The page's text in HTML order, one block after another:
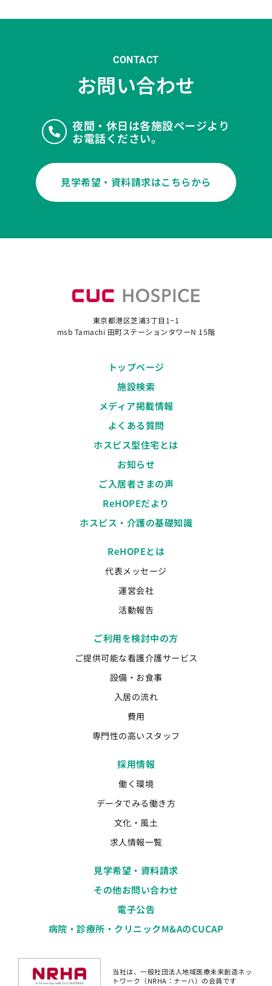
CONTACT
お問い合わせ
夜間・休日は各施設ページより
お電話ください。
見学希望・資料請求はこちらから
東京都港区芝浦3丁目1−1
msb Tamachi 田町ステーションタワーN 15階
トップページ
施設検索
メディア掲載情報
よくある質問
ホスピス型住宅とは
お知らせ
ご入居者さまの声
ReHOPEだより
ホスピス・介護の基礎知識
ReHOPEとは
代表メッセージ
運営会社
活動報告
ご利用を検討中の方
ご提供可能な看護介護サービス
設備・お食事
入居の流れ
費用
専門性の高いスタッフ
採用情報
働く環境
データでみる働き方
文化・風土
求人情報一覧
見学希望・資料請求
その他お問い合わせ
電子公告
病院・診療所・クリニックM&AのCUCAP
当社は、一般社団法人地域医療未来創造ネッ
トワーク（NRHA：ナーハ）の会員です